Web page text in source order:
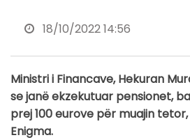
18/10/2022 14:56
Ministri i Financave, Hekuran
se janë ekzekutuar pensionet,
prej 100 eurove për muajin
Enigma.